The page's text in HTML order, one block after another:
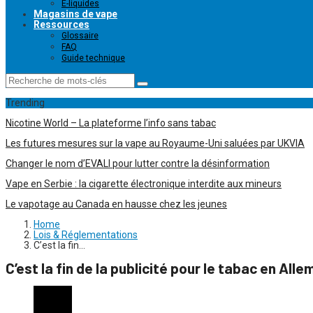
E-liquides
Magasins de vape
Ressources
Glossaire
FAQ
Guide technique
Trending
Nicotine World – La plateforme l’info sans tabac
Les futures mesures sur la vape au Royaume-Uni saluées par UKVIA
Changer le nom d’EVALI pour lutter contre la désinformation
Vape en Serbie : la cigarette électronique interdite aux mineurs
Le vapotage au Canada en hausse chez les jeunes
Home
Lois & Réglementations
C’est la fin…
C’est la fin de la publicité pour le tabac en